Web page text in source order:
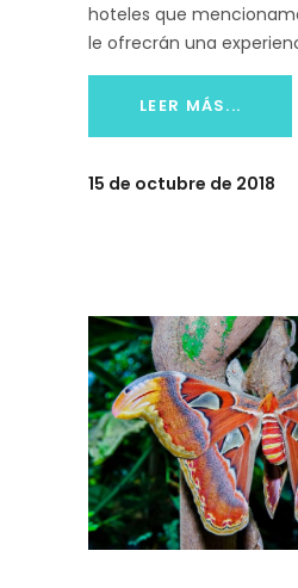
hoteles que
le ofrecrán una
LEER MÁS...
15 de octubre de 2018